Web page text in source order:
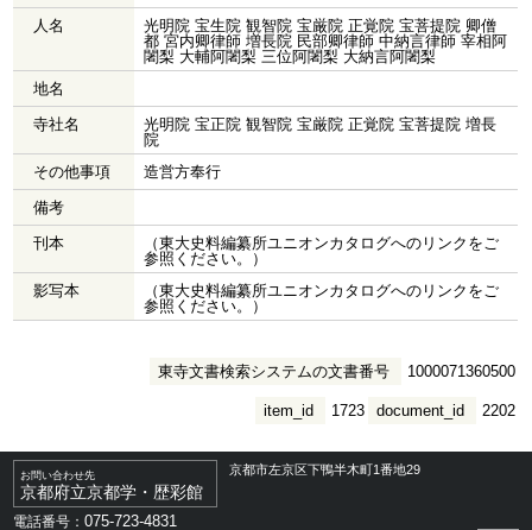
人名
光明院 宝生院 観智院 宝厳院 正覚院 宝菩提院 卿僧
都 宮内卿律師 増長院 民部卿律師 中納言律師 宰相阿
闍梨 大輔阿闍梨 三位阿闍梨 大納言阿闍梨
地名
寺社名
光明院 宝正院 観智院 宝厳院 正覚院 宝菩提院 増長
院
その他事項
造営方奉行
備考
刊本
（東大史料編纂所ユニオンカタログへのリンクをご
参照ください。）
影写本
（東大史料編纂所ユニオンカタログへのリンクをご
参照ください。）
東寺文書検索システムの文書番号 1000071360500
document_id 2202
item_id 1723
お問い合わせ先
京都府立京都学・歴彩館
京都市左京区下鴨半木町1番地29
電話番号：075-723-4831